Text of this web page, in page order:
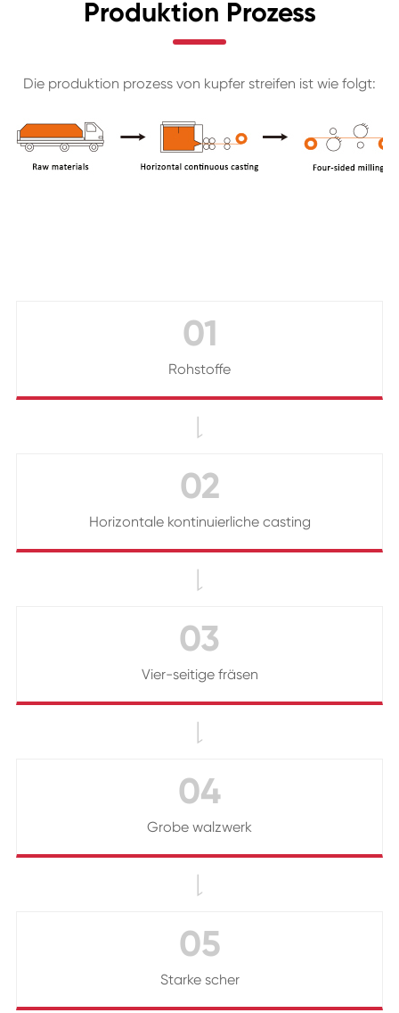
Produktion Prozess
Die produktion prozess von kupfer streifen ist wie folgt:
01
Rohstoffe

02
Horizontale kontinuierliche casting

03
Vier-seitige fräsen

04
Grobe walzwerk

05
Starke scher